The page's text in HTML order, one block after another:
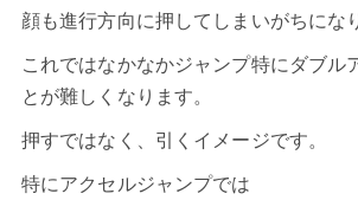
顔も進行方向に押してしまいがちにな
これではなかなかジャンプ特にダブル
とが難しくなります。
押すではなく、引くイメージです。
特にアクセルジャンプでは